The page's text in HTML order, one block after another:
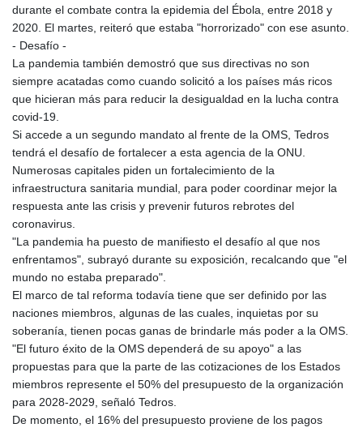
durante el combate contra la epidemia del Ébola, entre 2018 y
2020. El martes, reiteró que estaba "horrorizado" con ese asunto.
- Desafío -
La pandemia también demostró que sus directivas no son
siempre acatadas como cuando solicitó a los países más ricos
que hicieran más para reducir la desigualdad en la lucha contra
covid-19.
Si accede a un segundo mandato al frente de la OMS, Tedros
tendrá el desafío de fortalecer a esta agencia de la ONU.
Numerosas capitales piden un fortalecimiento de la
infraestructura sanitaria mundial, para poder coordinar mejor la
respuesta ante las crisis y prevenir futuros rebrotes del
coronavirus.
"La pandemia ha puesto de manifiesto el desafío al que nos
enfrentamos", subrayó durante su exposición, recalcando que "el
mundo no estaba preparado".
El marco de tal reforma todavía tiene que ser definido por las
naciones miembros, algunas de las cuales, inquietas por su
soberanía, tienen pocas ganas de brindarle más poder a la OMS.
"El futuro éxito de la OMS dependerá de su apoyo" a las
propuestas para que la parte de las cotizaciones de los Estados
miembros represente el 50% del presupuesto de la organización
para 2028-2029, señaló Tedros.
De momento, el 16% del presupuesto proviene de los pagos